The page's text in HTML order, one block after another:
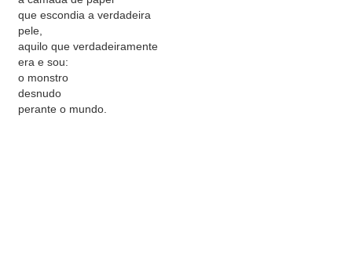
que escondia a verdadeira
pele,
aquilo que verdadeiramente
era e sou:
o monstro
desnudo
perante o mundo.